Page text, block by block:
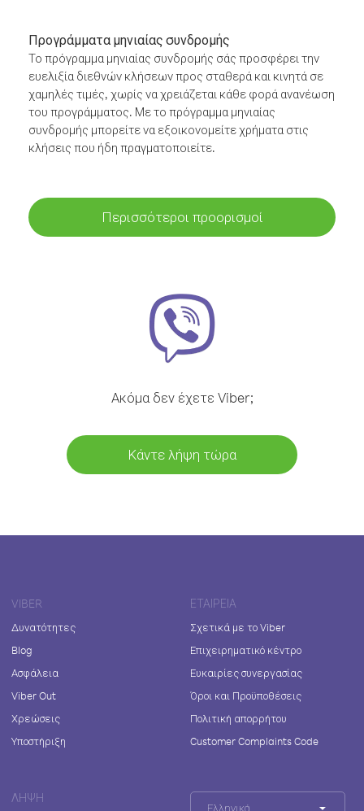
Προγράμματα μηνιαίας συνδρομής
Το πρόγραμμα μηνιαίας συνδρομής σάς προσφέρει την
ευελιξία διεθνών κλήσεων προς σταθερά και κινητά σε
χαμηλές τιμές, χωρίς να χρειάζεται κάθε φορά ανανέωση
του προγράμματος. Με το πρόγραμμα μηνιαίας
συνδρομής μπορείτε να εξοικονομείτε χρήματα στις
κλήσεις που ήδη πραγματοποιείτε.
Περισσότεροι προορισμοί
Ακόμα δεν έχετε Viber;
Κάντε λήψη τώρα
VIBER
Δυνατότητες
Blog
Ασφάλεια
Viber Out
Χρεώσεις
Υποστήριξη
ΕΤΑΙΡΕΊΑ
Σχετικά με το Viber
Επιχειρηματικό κέντρο
Ευκαιρίες συνεργασίας
Όροι και Προϋποθέσεις
Πολιτική απορρήτου
Customer Complaints Code
ΛΉΨΗ
Ελληνικά